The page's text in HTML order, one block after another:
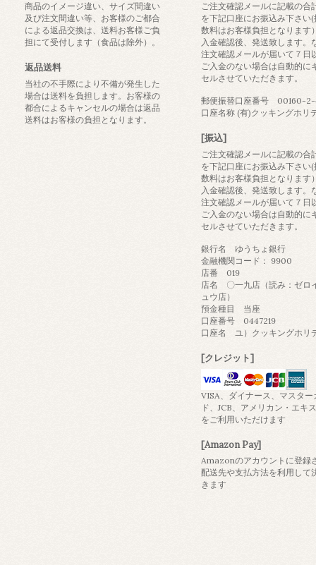
商品のイメージ違い、サイズ間違い
及び注文間違い等、お客様のご都合
による返品交換は、送料お客様ご負
担にて受付します（食品は除外）。
返品送料
当社の不手際により不備が発生した
場合は送料を負担します。お客様の
都合によるキャンセルの場合は返品
送料はお客様の負担となります。
ご注文確認メールに記載の合
を下記口座にお振込み下さい
数料はお客様負担となります
入金確認後、発送致します。
注文確認メールが届いて７日
ご入金のない場合は自動的に
セルさせていただきます。
郵便振替口座番号 00160-2-
口座名称 (有)クッキングホリ
[振込]
ご注文確認メールに記載の合
を下記口座にお振込み下さい
数料はお客様負担となります
入金確認後、発送致します。
注文確認メールが届いて７日
ご入金のない場合は自動的に
セルさせていただきます。
銀行名 ゆうちょ銀行
金融機関コード： 9900
店番 019
店名 〇一九店（読み：ゼロ
ュウ店）
預金種目 当座
口座番号 0447219
口座名 ユ）クッキングホリ
[クレジット]
VISA、ダイナース、マスター
ド、JCB、アメリカン・エキ
をご利用いただけます
[Amazon Pay]
Amazonのアカウントに登録
配送先や支払方法を利用して
きます